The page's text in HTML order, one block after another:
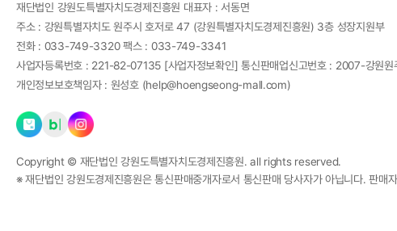
재단법인 강원도특별자치도경제진흥원 대표자 :서동면
주소 : 강원특별자치도 원주시 호저로 47 (강원특별자치도경제진흥원) 3층 성장지원부
전화 : 033-749-3320 팩스 : 033-749-3341
사업자등록번호 : 221-82-07135 [사업자정보확인] 통신판매업신고번호 : 2007-강원원
개인정보보호책임자 : 원성호 (help@hoengseong-mall.com)
Copyright © 재단법인 강원도특별자치도경제진흥원.all rights reserved.
※ 재단법인 강원도경제진흥원은 통신판매중개자로서 통신판매 당사자가 아닙니다. 판